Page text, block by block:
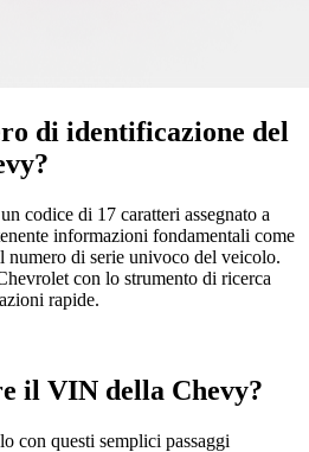
di identificazione del
codice di 17 caratteri assegnato a
informazioni fondamentali come
numero di serie univoco del veicolo.
con lo strumento di ricerca
rapide.
il VIN della Chevy?
con questi semplici passaggi